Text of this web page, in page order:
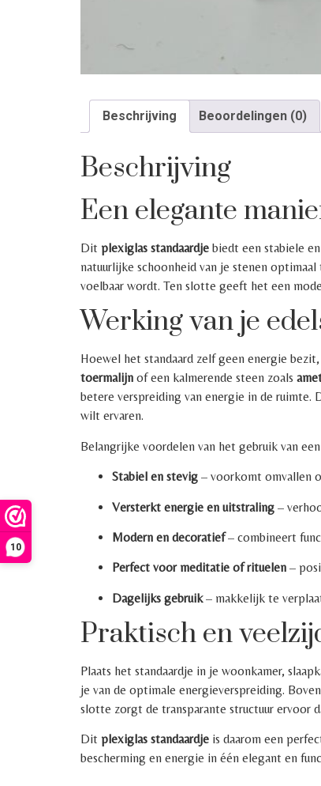
10
Beschrijving Beoordelingen (0)
Beschrijving
Een elegante
Dit plexiglas standaardje biedt een stabiele
natuurlijke schoonheid van je stenen
voelbaar wordt. Ten slotte geeft het een
Werking van je
Hoewel het standaard zelf geen energie
toermalijn of een kalmerende steen zoals
betere verspreiding van energie in de ruimte.
wilt ervaren.
Belangrijke voordelen van het gebruik van
Stabiel en stevig – voorkomt omvallen
Versterkt energie en uitstraling –
Modern en decoratief– combineert
Perfect voor meditatie of rituelen –
Dagelijks gebruik– makkelijk te
Praktisch en
Plaats het standaardje in je woonkamer,
je van de optimale energieverspreiding.
slotte zorgt de transparante structuur ervoor
Dit plexiglas standaardje is daarom een
bescherming en energie in één elegant en